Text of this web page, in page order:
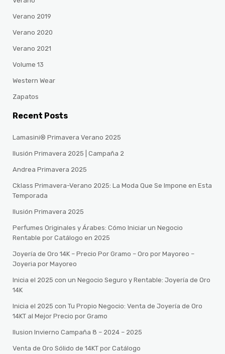
Verano 2019
Verano 2020
Verano 2021
Volume 13
Western Wear
Zapatos
Recent Posts
Lamasini® Primavera Verano 2025
Ilusión Primavera 2025 | Campaña 2
Andrea Primavera 2025
Cklass Primavera-Verano 2025: La Moda Que Se Impone en Esta
Temporada
Ilusión Primavera 2025
Perfumes Originales y Árabes: Cómo Iniciar un Negocio
Rentable por Catálogo en 2025
Joyería de Oro 14K – Precio Por Gramo – Oro por Mayoreo –
Joyeria por Mayoreo
Inicia el 2025 con un Negocio Seguro y Rentable: Joyería de Oro
14K
Inicia el 2025 con Tu Propio Negocio: Venta de Joyería de Oro
14KT al Mejor Precio por Gramo
Ilusion Invierno Campaña 8 – 2024 – 2025
Venta de Oro Sólido de 14KT por Catálogo